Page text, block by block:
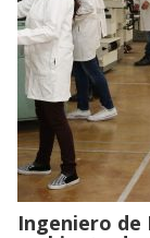
Ingeniero de